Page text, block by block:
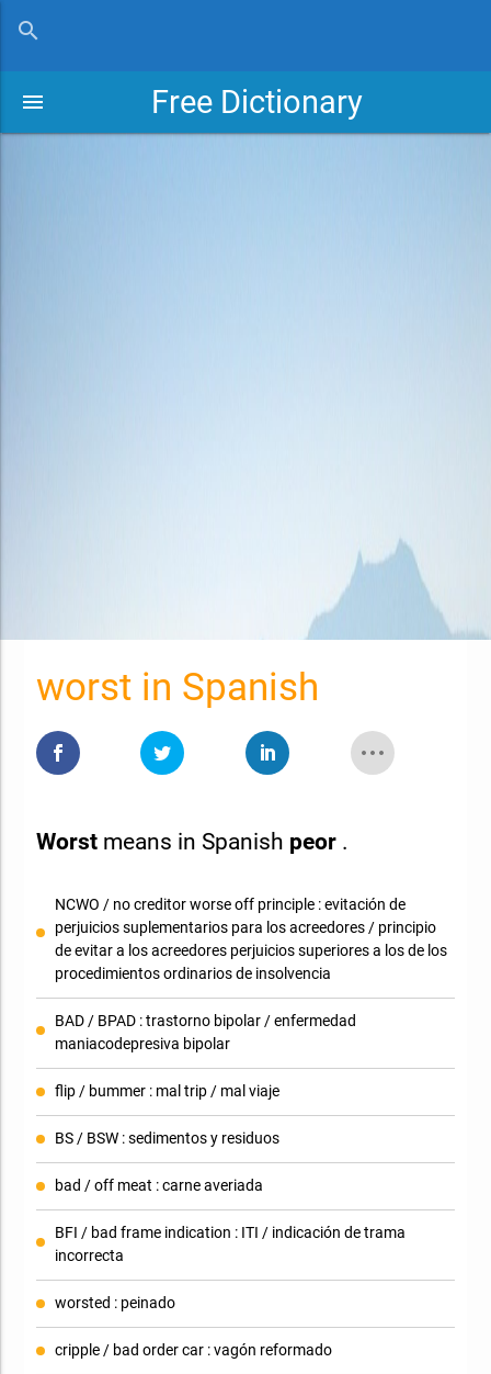
search
Free Dictionary
menu
worst in Spanish
Worst means in Spanish peor .
NCWO / no creditor worse off principle : evitación de
perjuicios suplementarios para los acreedores / principio
de evitar a los acreedores perjuicios superiores a los de los
procedimientos ordinarios de insolvencia
BAD / BPAD : trastorno bipolar / enfermedad
maniacodepresiva bipolar
flip / bummer : mal trip / mal viaje
BS / BSW : sedimentos y residuos
bad / off meat : carne averiada
BFI / bad frame indication : ITI / indicación de trama
incorrecta
worsted : peinado
cripple / bad order car : vagón reformado